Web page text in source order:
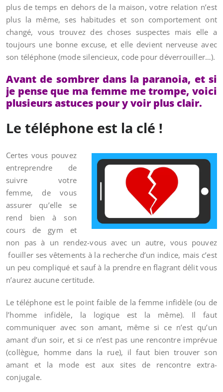
plus de temps en dehors de la maison, votre relation n’est
plus la même, ses habitudes et son comportement ont
changé, vous trouvez des choses suspectes mais elle a
toujours une bonne excuse, et elle devient nerveuse avec
son téléphone (mode silencieux, code pour déverrouiller…).
Avant de sombrer dans la paranoia, et si
je pense que ma femme me trompe, voici
plusieurs astuces pour y voir plus clair.
Le téléphone est la clé !
Certes vous pouvez
entreprendre de
suivre votre
femme, de vous
assurer qu’elle se
rend bien à son
cours de gym et
non pas à un rendez-vous avec un autre, vous pouvez
fouiller ses vêtements à la recherche d’un indice, mais c’est
un peu compliqué et sauf à la prendre en flagrant délit vous
n’aurez aucune certitude.
Le téléphone est le point faible de la femme infidèle (ou de
l’homme infidèle, la logique est la même). Il faut
communiquer avec son amant, même si ce n’est qu’un
amant d’un soir, et si ce n’est pas une rencontre imprévue
(collègue, homme dans la rue), il faut bien trouver son
amant et la mode est aux sites de rencontre extra-
conjugale.